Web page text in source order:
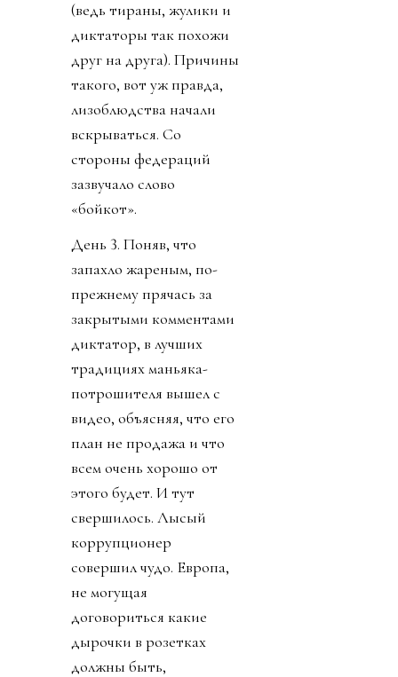
(ведь тираны, жулики и
диктаторы так похожи
друг на друга). Причины
такого, вот уж правда,
лизоблюдства начали
вскрываться. Со
стороны федераций
зазвучало слово
«бойкот».
День 3. Поняв, что
запахло жареным, по-
прежнему прячась за
закрытыми комментами
диктатор, в лучших
традициях маньяка-
потрошителя вышел с
видео, объясняя, что его
план не продажа и что
всем очень хорошо от
этого будет. И тут
свершилось. Лысый
коррупционер
совершил чудо. Европа,
не могущая
договориться какие
дырочки в розетках
должны быть,